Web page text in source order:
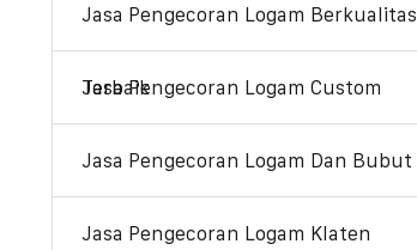
Jasa Pengecoran Logam Berkualitas
Jasa Pengecoran Logam Custom Terbaik
Jasa Pengecoran Logam Dan Bubut
Jasa Pengecoran Logam Klaten